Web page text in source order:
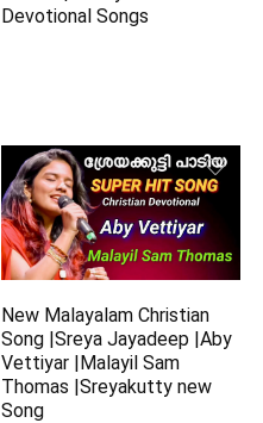
Devotional Songs
New Malayalam Christian
Song |Sreya Jayadeep |Aby
Vettiyar |Malayil Sam
Thomas |Sreyakutty new
Song